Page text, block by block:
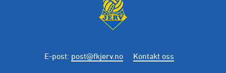
E-post: post@fkjerv.no Kontakt oss